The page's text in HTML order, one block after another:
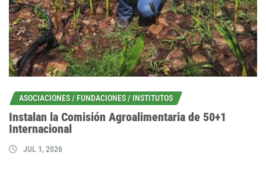
ASOCIACIONES / FUNDACIONES / INSTITUTOS
Instalan la Comisión Agroalimentaria de 50+1
Internacional
JUL 1, 2026